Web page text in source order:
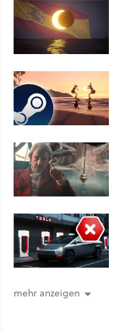
mehr anzeigen